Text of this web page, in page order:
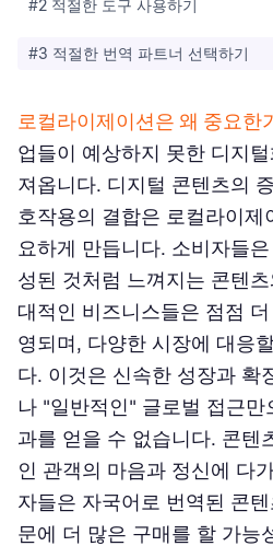
#2 적절한 도구 사용하기
#3 적절한 번역 파트너 선택하기
로컬라이제이션은 왜 중요한
업들이 예상하지 못한 디지
져옵니다. 디지털 콘텐츠의
호작용의 결합은 로컬라이제
요하게 만듭니다. 소비자들
성된 것처럼 느껴지는 콘텐
대적인 비즈니스들은 점점
영되며, 다양한 시장에 대응
다. 이것은 신속한 성장과 확
나 "일반적인" 글로벌 접근만
과를 얻을 수 없습니다. 콘텐
인 관객의 마음과 정신에 다
자들은 자국어로 번역된 콘
문에 더 많은 구매를 할 가능